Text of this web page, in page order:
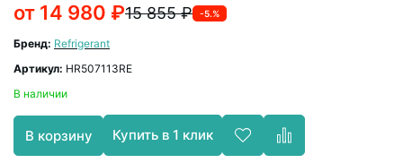
15 855 ₽
от 14 980 ₽ -5.%
Бренд: Refrigerant
Артикул: HR507113RE
В наличии
В корзину Купить в 1 клик